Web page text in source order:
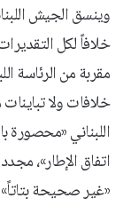
وينسق الجيش
خلافاً لكل
مقربة من الرئاسة
خلافات ولا
اللبناني «محصورة
اتفاق الإطار»،
«غير صحيحة